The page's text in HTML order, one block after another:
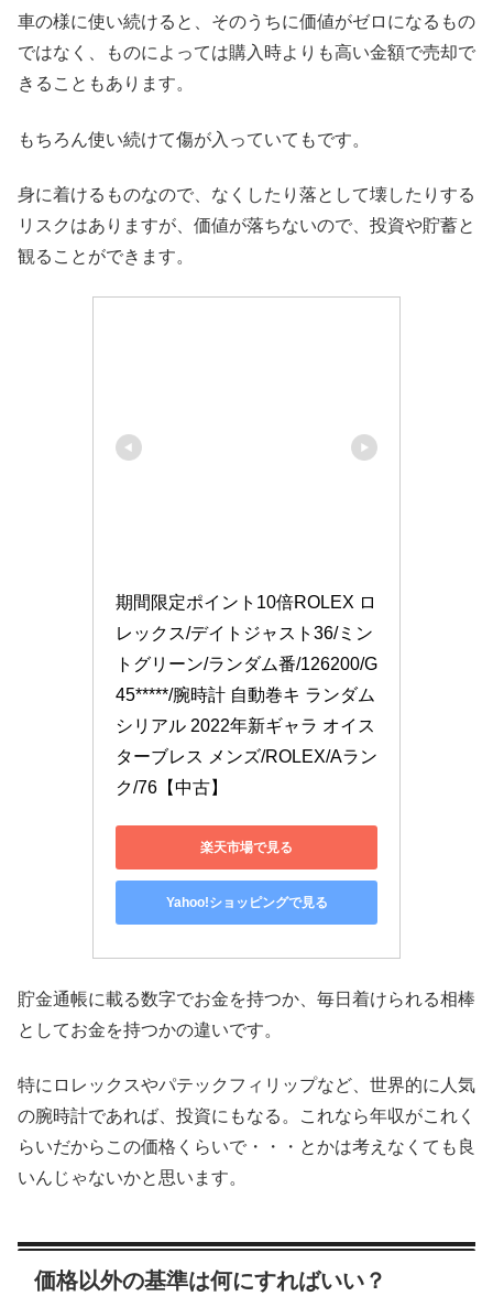
車の様に使い続けると、そのうちに価値がゼロになるもの
ではなく、ものによっては購入時よりも高い金額で売却で
きることもあります。
もちろん使い続けて傷が入っていてもです。
身に着けるものなので、なくしたり落として壊したりする
リスクはありますが、価値が落ちないので、投資や貯蓄と
観ることができます。
期間限定ポイント10倍ROLEX ロ
レックス/デイトジャスト36/ミン
トグリーン/ランダム番/126200/G
45*****/腕時計 自動巻キ ランダム
シリアル 2022年新ギャラ オイス
ターブレス メンズ/ROLEX/Aラン
ク/76【中古】
楽天市場で見る
Yahoo!ショッピングで見る
貯金通帳に載る数字でお金を持つか、毎日着けられる相棒
としてお金を持つかの違いです。
特にロレックスやパテックフィリップなど、世界的に人気
の腕時計であれば、投資にもなる。これなら年収がこれく
らいだからこの価格くらいで・・・とかは考えなくても良
いんじゃないかと思います。
価格以外の基準は何にすればいい？